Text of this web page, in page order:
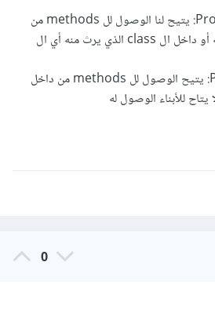
الProtected access: يتيح لنا الوصول لل methods من
داخل ال class نفسه أو داخل ال class الذي يرث منه أي ال
ال Private access: يتيح الوصول لل methods من داخل
للأبناء الوصول له
0